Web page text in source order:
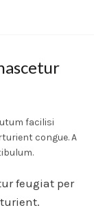
facilisi
congue. A
feugiat per